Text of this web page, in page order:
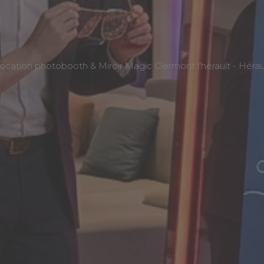
photobooth & Miroir Magic Clermont l'hérault -